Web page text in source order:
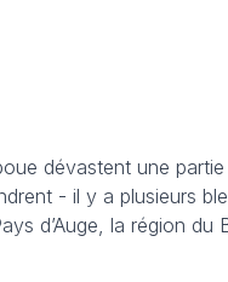
dévastent une
- il y a plusieurs
d’Auge, la région